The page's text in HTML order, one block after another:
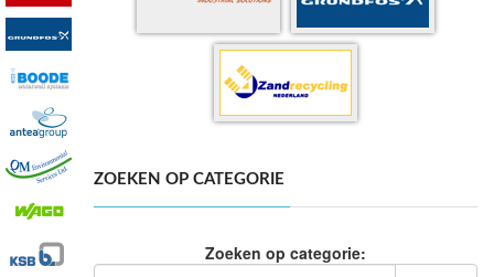
ZOEKEN OP CATEGORIE
Zoeken op categorie: